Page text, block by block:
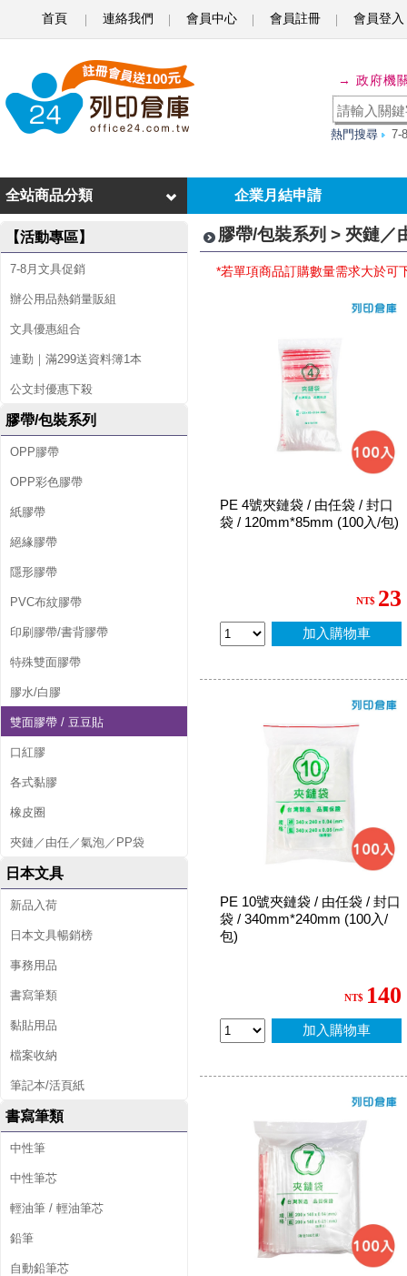
首頁 連絡我們 會員中心 會員註冊 會員登入
鏈
／
任
／
氣
泡
／
P
P
袋
→ 政府機
熱門搜尋 7-
企業月結申請
全站商品分類
【活動專區】
7-8月文具促銷
辦公用品熱銷量販組
文具優惠組合
連勤｜滿299送資料簿1本
公文封優惠下殺
膠帶/包裝系列
OPP膠帶
OPP彩色膠帶
紙膠帶
絕緣膠帶
隱形膠帶
PVC布紋膠帶
印刷膠帶/書背膠帶
特殊雙面膠帶
膠水/白膠
雙面膠帶 / 豆豆貼
口紅膠
各式黏膠
橡皮圈
夾鏈／由任／氣泡／PP袋
日本文具
新品入荷
日本文具暢銷榜
事務用品
書寫筆類
黏貼用品
檔案收納
筆記本/活頁紙
書寫筆類
中性筆
中性筆芯
輕油筆 / 輕油筆芯
鉛筆
自動鉛筆芯
膠帶/包裝系列 > 夾鏈／
*若單項商品訂購數量需求大於可
PE 4號夾鏈袋 / 由任袋 / 封口
袋 / 120mm*85mm (100入/包)
NT$ 23
加入購物車
PE 10號夾鏈袋 / 由任袋 / 封口
袋 / 340mm*240mm (100入/
包)
NT$ 140
加入購物車